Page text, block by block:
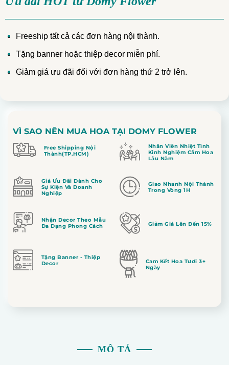
Freeship tất cả các đơn hàng nội thành.
Tặng banner hoặc thiệp decor miễn phí.
Giảm giá ưu đãi đối với đơn hàng thứ 2 trở lên.
VÌ SAO NÊN MUA HOA TẠI DOMY FLOWER
Free Shipping Nội
Thành(TP.HCM)
Nhân Viên Nhiệt Tình
Kinh Nghiệm Cắm Hoa
Lâu Năm
Giá Ưu Đãi Dành Cho
Sự Kiện Và Doanh
Nghiệp
Giao Nhanh Nội Thành
Trong Vòng 1H
Nhận Decor Theo Mẫu
Đa Dạng Phong Cách
Giảm Giá Lên Đến 15%
Tặng Banner - Thiệp
Decor
Cam Kết Hoa Tươi 3+
Ngày
MÔ TẢ